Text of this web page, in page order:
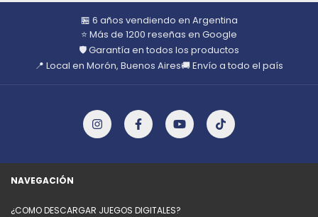
🏪 6 años vendiendo en Argentina
⭐ Más de 1200 reseñas en Google
🛡️ Garantía en todos los productos
📍 Local en Morón, Buenos Aires🚚 Envío a todo el país
NAVEGACIÓN
¿COMO DESCARGAR JUEGOS DIGITALES?